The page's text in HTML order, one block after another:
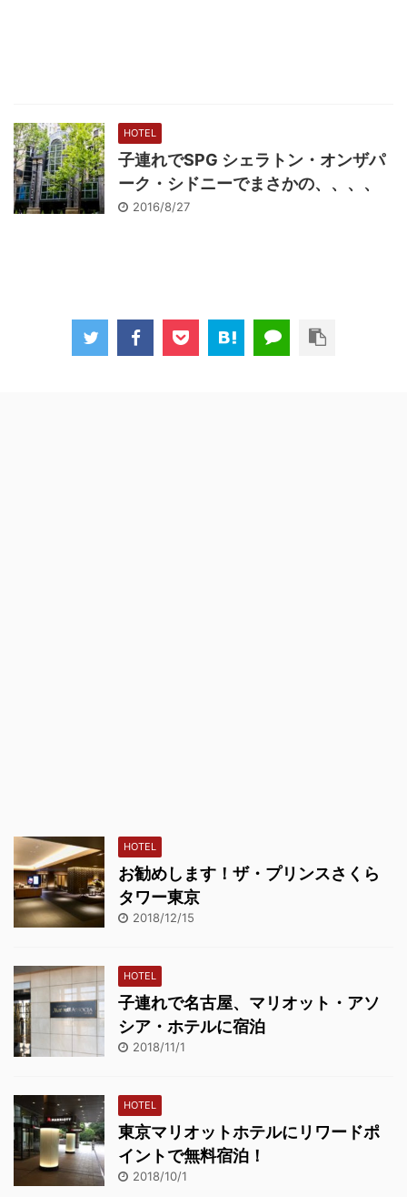
HOTEL
子連れでSPG シェラトン・オンザパ
ーク・シドニーでまさかの、、、、
2016/8/27
HOTEL
お勧めします！ザ・プリンスさくら
タワー東京
2018/12/15
HOTEL
子連れで名古屋、マリオット・アソ
シア・ホテルに宿泊
2018/11/1
HOTEL
東京マリオットホテルにリワードポ
イントで無料宿泊！
2018/10/1